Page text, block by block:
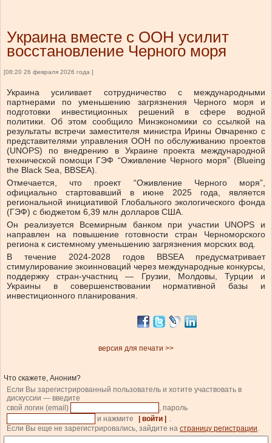
Украина вместе с ООН усилит
восстановление Черного моря
[08:20 26 февраля 2026 года ]
Украина усиливает сотрудничество с международными
партнерами по уменьшению загрязнения Черного моря и
подготовки инвестиционных решений в сфере водной
политики.
Об этом сообщило
Минэкономики со ссылкой на
результаты встречи заместителя министра Ирины Овчаренко с
представителями управления ООН по обслуживанию проектов
(UNOPS) по внедрению в Украине проекта международной
технической помощи ГЭФ “Оживление Черного моря” (Blueing
the Black Sea, BBSEA).
Отмечается, что проект “Оживление Черного моря”,
официально стартовавший в июне 2025 года, является
региональной инициативой Глобального экологического фонда
(ГЭФ) с бюджетом 6,39 млн долларов США.
Он реализуется Всемирным банком при участии UNOPS и
направлен на повышение готовности стран Черноморского
региона к системному уменьшению загрязнения морских вод.
В течение 2024-2028 годов BBSEA предусматривает
стимулирование экоинноваций через международные конкурсы,
поддержку стран-участниц — Грузии, Молдовы, Турции и
Украины в совершенствовании нормативной базы и
инвестиционного планирования.
версия для печати >>
Что скажете, Аноним?
Если Вы зарегистрированный пользователь и хотите участвовать в
дискуссии — введите
свой логин (email)
, пароль
и нажмите
| войти |
.
Если Вы еще не зарегистрировались, зайдите на страницу регистрации.